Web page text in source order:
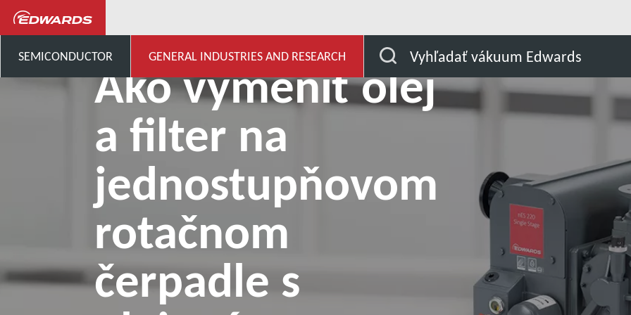
SEMICONDUCTOR GENERAL INDUSTRIES AND RESEARCH Vyhľadať vákuum Edwards
Ako vymeniť olej
a filter na
jednostupňovom
rotačnom
čerpadle s